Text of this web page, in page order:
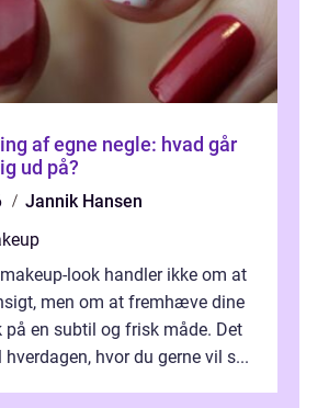
af egne negle: hvad går
ud på?
Jannik Hansen
look handler ikke om at
men om at fremhæve dine
en subtil og frisk måde. Det
hvor du gerne vil s...